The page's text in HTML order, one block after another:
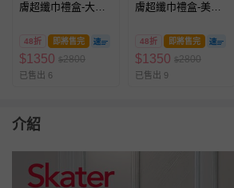
膚超纖巾禮盒-大耳
48折 即將售完
$1350 $2800
已售出 6
膚超纖巾禮盒-美樂
48折 即將售完
$1350 $2800
已售出 9
介紹